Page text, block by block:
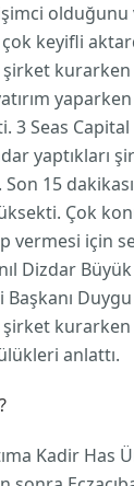
olduğunu
keyifli
3 Seas
yaptıkları
15
Çok
vermesi için
Dizdar
anlattı.
Kadir Has